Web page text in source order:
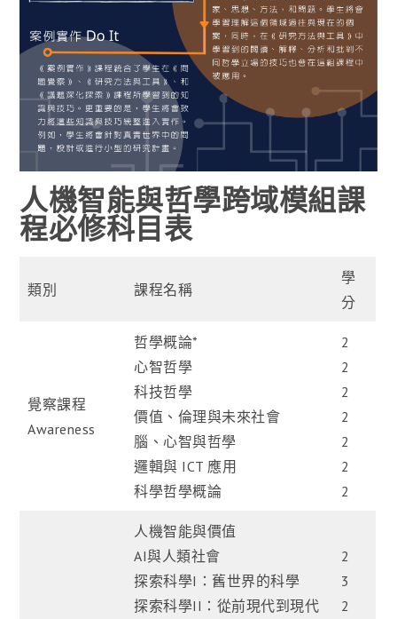
人機智能與哲學跨域模組課
程必修科目表
類別 課程名稱
學
分
覺察課程
Awareness
哲學概論*
心智哲學
科技哲學
價值、倫理與未來社會
腦、心智與哲學
邏輯與 ICT 應用
科學哲學概論
2
2
2
2
2
2
2
人機智能與價值
AI與人類社會
探索科學I：舊世界的科學
探索科學II：從前現代到現代
2
3
2